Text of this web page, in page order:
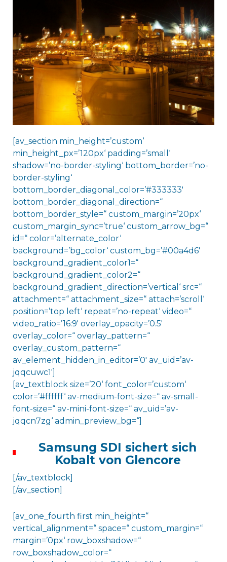
[av_section min_height=’custom‘
min_height_px=’120px‘ padding=’small‘
shadow=’no-border-styling‘ bottom_border=’no-
border-styling‘
bottom_border_diagonal_color=’#333333′
bottom_border_diagonal_direction=“
bottom_border_style=“ custom_margin=’20px‘
custom_margin_sync=’true‘ custom_arrow_bg=“
id=“ color=’alternate_color‘
background=’bg_color‘ custom_bg=’#00a4d6′
background_gradient_color1=“
background_gradient_color2=“
background_gradient_direction=’vertical‘ src=“
attachment=“ attachment_size=“ attach=’scroll‘
position=’top left‘ repeat=’no-repeat‘ video=“
video_ratio=’16:9′ overlay_opacity=’0.5′
overlay_color=“ overlay_pattern=“
overlay_custom_pattern=“
av_element_hidden_in_editor=’0′ av_uid=’av-
jqqcuwc1′]
[av_textblock size=’20‘ font_color=’custom‘
color=’#ffffff‘ av-medium-font-size=“ av-small-
font-size=“ av-mini-font-size=“ av_uid=’av-
jqqcn7zg‘ admin_preview_bg=“]
Samsung SDI sichert sich
Kobalt von Glencore
[/av_textblock]
[/av_section]
[av_one_fourth first min_height=“
vertical_alignment=“ space=“ custom_margin=“
margin=’0px‘ row_boxshadow=“
row_boxshadow_color=“